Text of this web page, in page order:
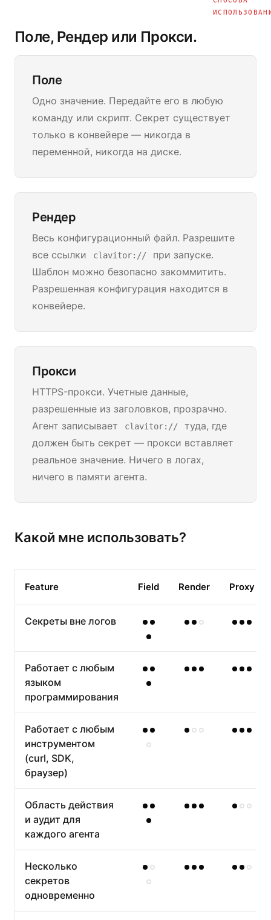
Поле, Рендер или Прокси.
Поле
Одно значение. Передайте его в любую
команду или скрипт. Секрет существует
только в конвейере — никогда в
переменной, никогда на диске.
Рендер
Весь конфигурационный файл. Разрешите
все ссылки
clavitor://
при запуске.
Шаблон можно безопасно закоммитить.
Разрешенная конфигурация находится в
конвейере.
Прокси
HTTPS-прокси. Учетные данные,
разрешенные из заголовков, прозрачно.
Агент записывает
clavitor://
туда, где
должен быть секрет — прокси вставляет
реальное значение. Ничего в логах,
ничего в памяти агента.
Какой мне использовать?
Feature Field Render Proxy
Секреты вне логов
Работает с любым
языком
программирования
Работает с любым
инструментом
(curl, SDK,
браузер)
Область действия
и аудит для
каждого агента
Несколько
секретов
одновременно